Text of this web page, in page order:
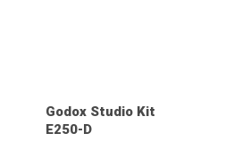
Godox Studio Kit
E250-D